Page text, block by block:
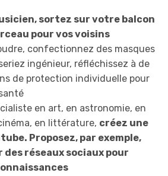
sortez sur votre balcon
pour vos voisins
confectionnez des masques
ingénieur, réfléchissez à de
de protection individuelle pour
en art, en astronomie, en
en littérature, créez une
Proposez, par exemple,
réseaux sociaux pour